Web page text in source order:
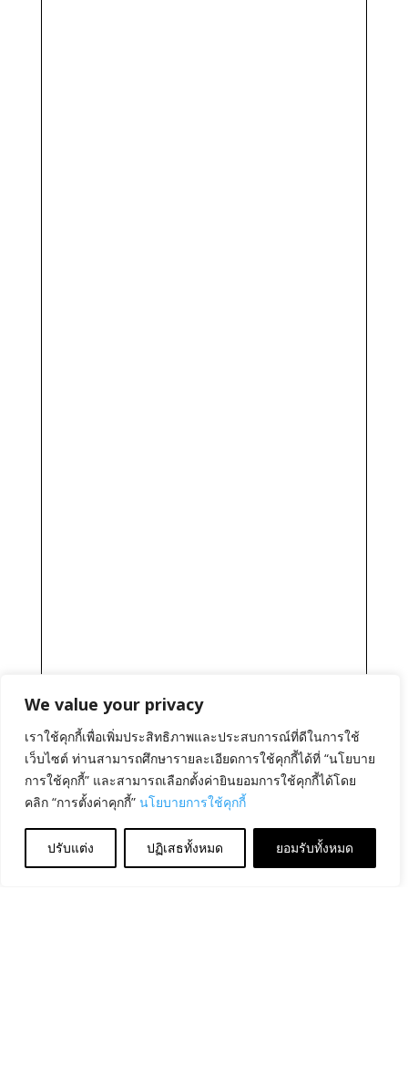
We value your privacy
เราใช้คุกกี้เพื่อเพิ่มประสิทธิภาพและประสบการณ์ที่ดีในการใช้
เว็บไซต์ ท่านสามารถศึกษารายละเอียดการใช้คุกกี้ได้ที่ “นโยบาย
การใช้คุกกี้” และสามารถเลือกตั้งค่ายินยอมการใช้คุกกี้ได้โดย
คลิก “การตั้งค่าคุกกี้” นโยบายการใช้คุกกี้
ปรับแต่ง ปฏิเสธทั้งหมด ยอมรับทั้งหมด